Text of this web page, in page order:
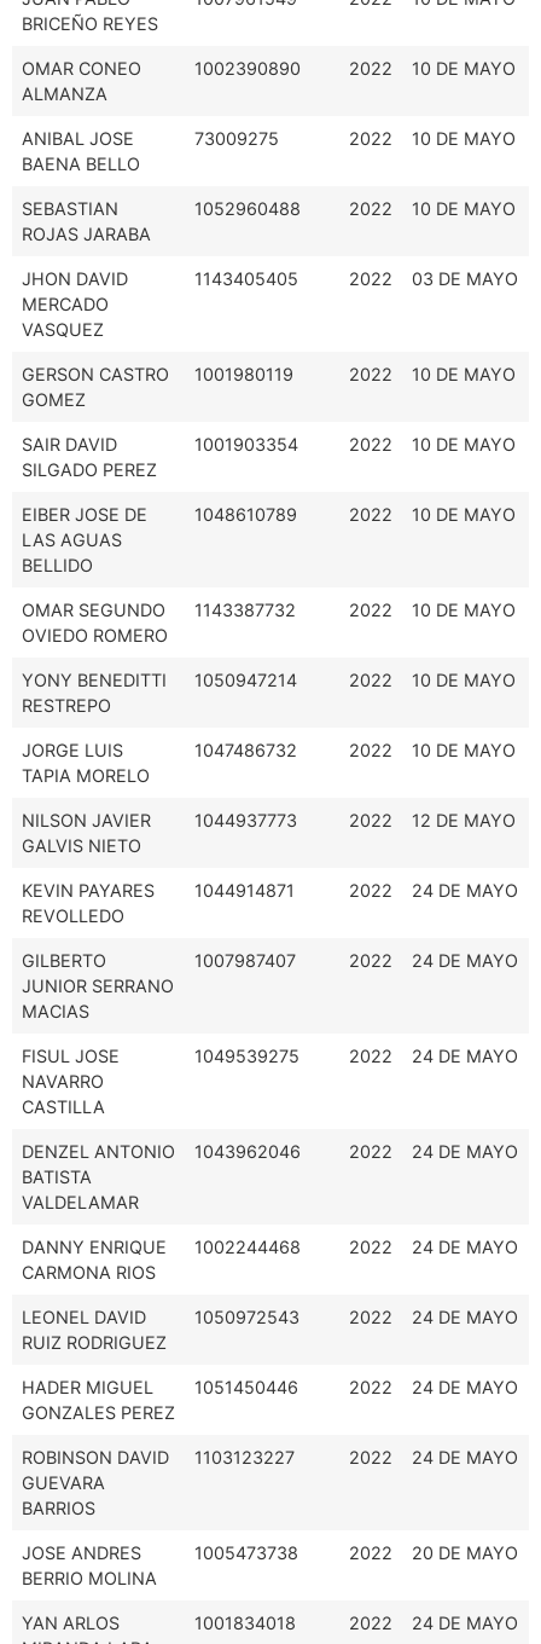
BRICEÑO REYES
OMAR CONEO
ALMANZA
1002390890 2022 10 DE MAYO
ANIBAL JOSE
BAENA BELLO
73009275 2022 10 DE MAYO
SEBASTIAN
ROJAS JARABA
1052960488 2022 10 DE MAYO
JHON DAVID
MERCADO
VASQUEZ
1143405405 2022 03 DE MAYO
GERSON CASTRO
GOMEZ
1001980119 2022 10 DE MAYO
SAIR DAVID
SILGADO PEREZ
1001903354 2022 10 DE MAYO
EIBER JOSE DE
LAS AGUAS
BELLIDO
1048610789 2022 10 DE MAYO
OMAR SEGUNDO
OVIEDO ROMERO
1143387732 2022 10 DE MAYO
YONY BENEDITTI
RESTREPO
1050947214 2022 10 DE MAYO
JORGE LUIS
TAPIA MORELO
1047486732 2022 10 DE MAYO
NILSON JAVIER
GALVIS NIETO
1044937773 2022 12 DE MAYO
KEVIN PAYARES
REVOLLEDO
1044914871 2022 24 DE MAYO
GILBERTO
JUNIOR SERRANO
MACIAS
1007987407 2022 24 DE MAYO
FISUL JOSE
NAVARRO
CASTILLA
1049539275 2022 24 DE MAYO
DENZEL ANTONIO
BATISTA
VALDELAMAR
1043962046 2022 24 DE MAYO
DANNY ENRIQUE
CARMONA RIOS
1002244468 2022 24 DE MAYO
LEONEL DAVID
RUIZ RODRIGUEZ
1050972543 2022 24 DE MAYO
HADER MIGUEL
GONZALES PEREZ
1051450446 2022 24 DE MAYO
ROBINSON DAVID
GUEVARA
BARRIOS
1103123227 2022 24 DE MAYO
JOSE ANDRES
BERRIO MOLINA
1005473738 2022 20 DE MAYO
YAN ARLOS
1001834018 2022 24 DE MAYO